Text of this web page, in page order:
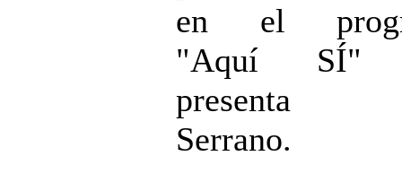
en el
"Aquí SÍ"
presenta
Serrano.